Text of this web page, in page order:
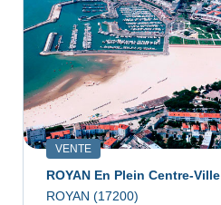
VENTE
ROYAN En Plein Centre-Ville
ROYAN (17200)